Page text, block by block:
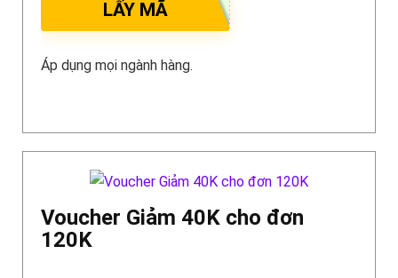
LẤY MÃ
Áp dụng mọi ngành hàng.
Voucher Giảm 40K cho đơn
120K